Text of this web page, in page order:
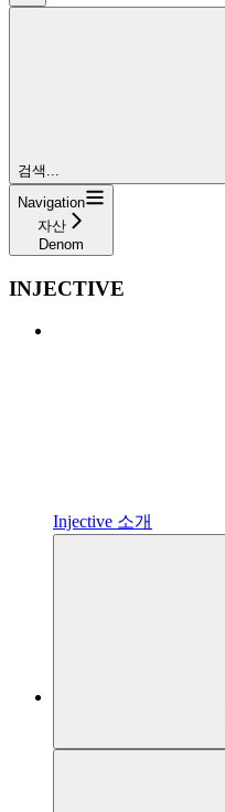
검색...
Navigation
자산
Denom
INJECTIVE
Injective 소개